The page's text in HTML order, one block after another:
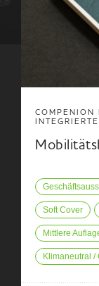
COMPENION
Soft Cover
Mittlere
Klimaneutral /